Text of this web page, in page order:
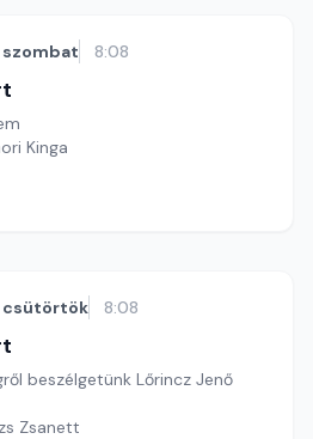
szombat 8:08
Kinga
csütörtök 8:08
beszélgetünk Lőrincz Jenő
Zsanett